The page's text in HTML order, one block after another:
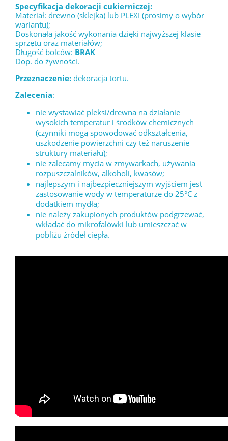
Specyfikacja dekoracji cukierniczej:
Materiał: drewno (sklejka) lub PLEXI (prosimy o wybór
wariantu);
Doskonała jakość wykonania dzięki najwyższej klasie
sprzętu oraz materiałów;
Długość bolców: BRAK
Dop. do żywności.
Przeznaczenie: dekoracja tortu.
Zalecenia:
nie wystawiać pleksi/drewna na działanie
wysokich temperatur i środków chemicznych
(czynniki mogą spowodować odkształcenia,
uszkodzenie powierzchni czy też naruszenie
struktury materiału);
nie zalecamy mycia w zmywarkach, używania
rozpuszczalników, alkoholi, kwasów;
najlepszym i najbezpieczniejszym wyjściem jest
zastosowanie wody w temperaturze do 25°C z
dodatkiem mydła;
nie należy zakupionych produktów podgrzewać,
wkładać do mikrofalówki lub umieszczać w
pobliżu źródeł ciepła.